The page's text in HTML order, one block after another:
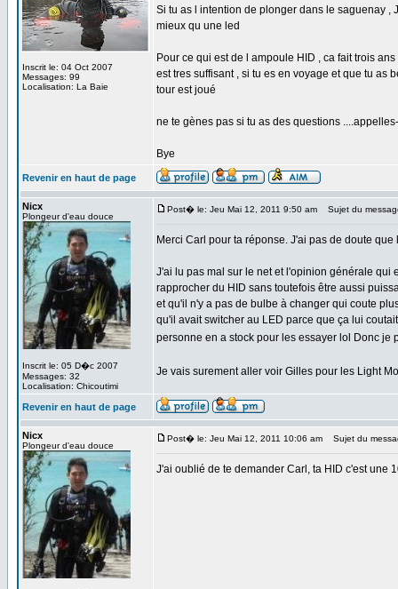
Inscrit le: 04 Oct 2007
Messages: 99
Localisation: La Baie
Si tu as l intention de plonger dans le saguenay ,
mieux qu une led
Pour ce qui est de l ampoule HID , ca fait trois
est tres suffisant , si tu es en voyage et que tu as
tour est joué
ne te gènes pas si tu as des questions
Bye
Revenir en haut de page
Nicx
Plongeur d'eau douce
Inscrit le: 05 D�c 2007
Messages: 32
Localisation: Chicoutimi
Post� le: Jeu Mai 12, 2011 9:50 am Sujet du
Merci Carl pour ta réponse. J'ai pas de doute
J'ai lu pas mal sur le net et l'opinion générale qui
rapprocher du HID sans toutefois être aussi
et qu'il n'y a pas de bulbe à changer qui coute
qu'il avait switcher au LED parce que ça lui
personne en a stock pour les essayer lol Donc
Je vais surement aller voir Gilles pour les Light
Revenir en haut de page
Nicx
Plongeur d'eau douce
Post� le: Jeu Mai 12, 2011 10:06 am Sujet du
J'ai oublié de te demander Carl, ta HID c'est une